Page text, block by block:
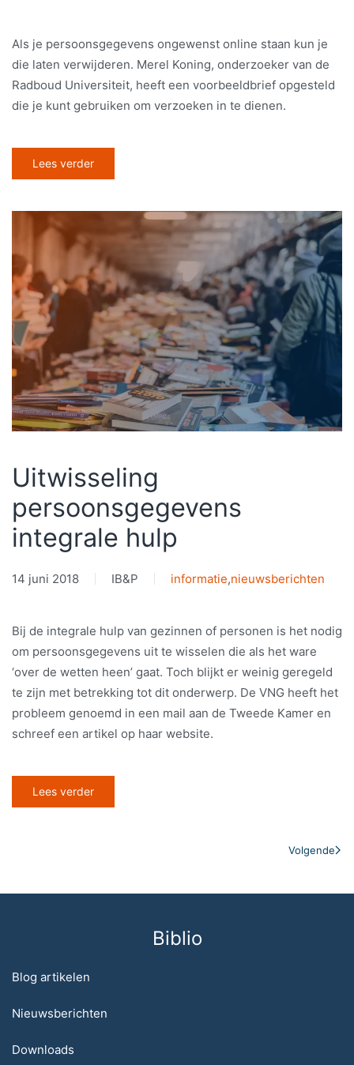
Als je persoonsgegevens ongewenst online staan kun je
die laten verwijderen. Merel Koning, onderzoeker van de
Radboud Universiteit, heeft een voorbeeldbrief opgesteld
die je kunt gebruiken om verzoeken in te dienen.
Lees verder
Uitwisseling
persoonsgegevens
integrale hulp
14 juni 2018 IB&P informatie,nieuwsberichten
Bij de integrale hulp van gezinnen of personen is het nodig
om persoonsgegevens uit te wisselen die als het ware
‘over de wetten heen’ gaat. Toch blijkt er weinig geregeld
te zijn met betrekking tot dit onderwerp. De VNG heeft het
probleem genoemd in een mail aan de Tweede Kamer en
schreef een artikel op haar website.
Lees verder
Volgende
Biblio
Blog artikelen
Nieuwsberichten
Downloads